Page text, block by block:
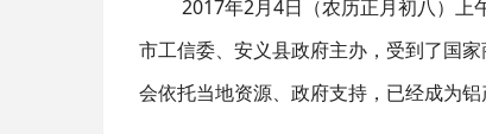
2017年2月4日（农历正月初八）上
市工信委、安义县政府主办，受到了国
会依托当地资源、政府支持，已经成为